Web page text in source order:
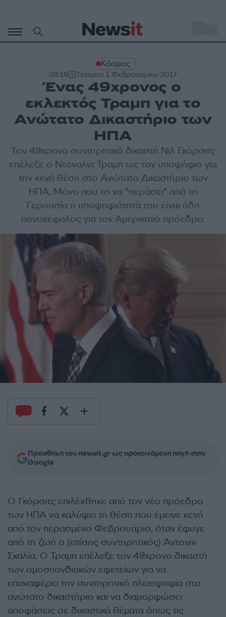
περιεχόμενο
Κόσμος
08:18 Τετάρτη 1 Φεβρουαρίου 2017
Ένας 49χρονος ο
εκλεκτός Τραμπ για το
Ανώτατο Δικαστήριο των
ΗΠΑ
Τον 49χρονο συντηρητικό δικαστή Νιλ Γκόρσιτς
επέλεξε ο Ντόναλντ Τραμπ ως τον υποψήφιο για
την κενή θέση στο Ανώτατο Δικαστήριο των
ΗΠΑ. Μόνο που το να "περάσει" από τη
Γερουσία η υποψηφιότητά του είναι ήδη
πονοκέφαλος για τον Αμερικανό πρόεδρο.
Προσθήκη του newsit.gr ως προτεινόμενη πηγή στην
Google
Ο Γκόρσιτς επιλέχθηκε από τον νέο πρόεδρο
των ΗΠΑ να καλύψει τη θέση που έμεινε κενή
από τον περασμένο Φεβρουάριο, όταν έφυγε
από τη ζωή ο (επίσης συντηρητικός) Άντονιν
Σκαλία. Ο Τραμπ επέλεξε τον 49χρονο δικαστή
των ομοσπονδιακών εφετείων για να
επαναφέρει την συντηρητική πλειοψηφία στο
ανώτατο δικαστήριο και να διαμορφώσει
αποφάσεις σε διχαστικά θέματα όπως τις